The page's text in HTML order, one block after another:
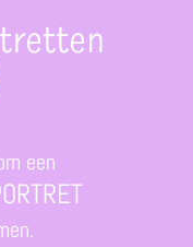
een